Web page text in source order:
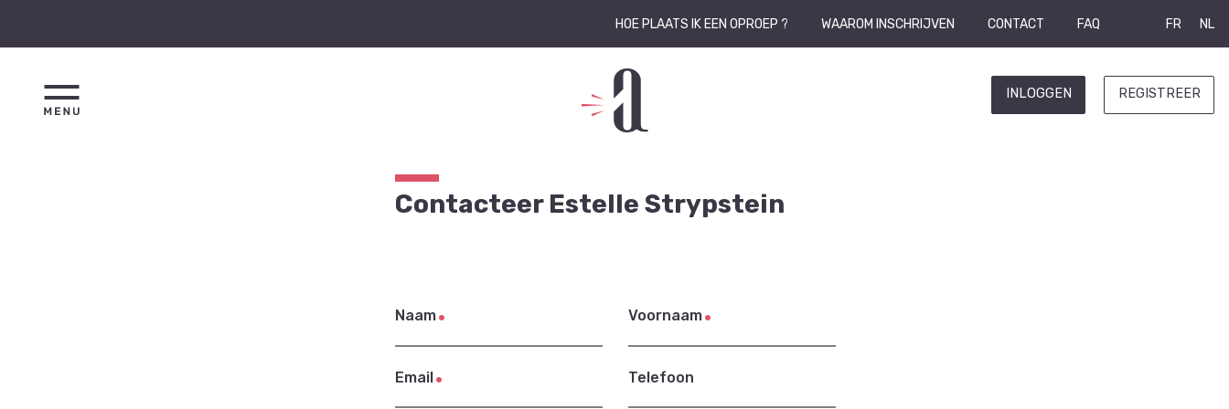
HOE PLAATS IK EEN OPROEP ? WAAROM INSCHRIJVEN CONTACT FAQ FR NL
INLOGGEN REGISTREER
Contacteer Estelle Strypstein
Naam Voornaam
Email Telefoon